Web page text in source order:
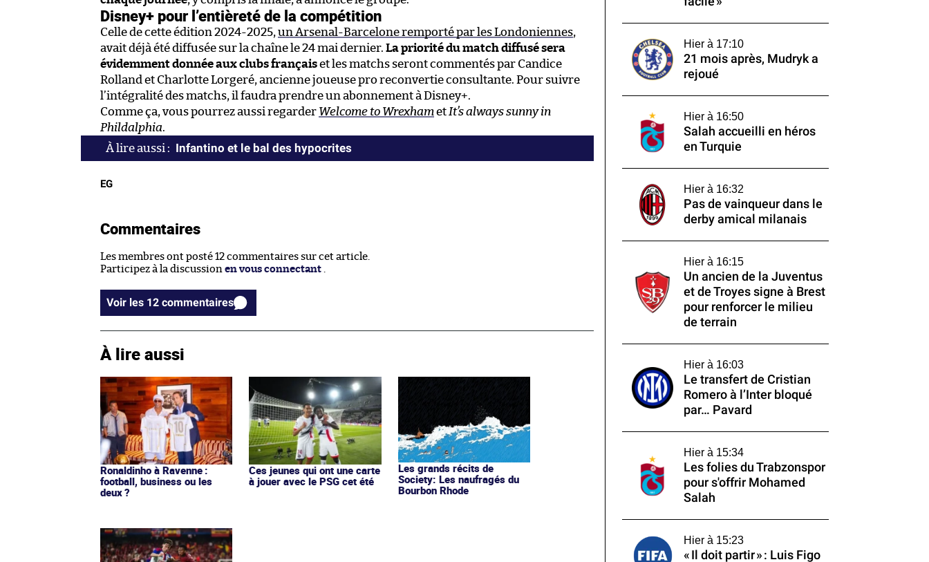
Disney+ pour l’entièreté de la compétition
Celle de cette édition 2024-2025, un Arsenal-Barcelone remporté par les Londoniennes,
avait déjà été diffusée sur la chaîne le 24 mai dernier. La priorité du match diffusé sera
évidemment donnée aux clubs françaiset les matchs seront commentés par Candice
Rolland et Charlotte Lorgeré, ancienne joueuse pro reconvertie consultante. Pour suivre
l’intégralité des matchs, il faudra prendre un abonnement à Disney+.
Comme ça, vous pourrez aussi regarder Welcome to Wrexhamet It’s always sunny in
Phildalphia.
Infantino et le bal des hypocrites
EG
Commentaires
Les membres ont posté 12 commentaires sur cet article.
Participez à la discussion en vous connectant
Voir les 12 commentaires
À lire aussi
Ronaldinho à Ravenne :
football, business ou les
deux ?
Ces jeunes qui ont une carte
à jouer avec le PSG cet été
Les grands récits de
Society: Les naufragés du
Bourbon Rhode
Hier à 17:10
21 mois après, Mudryk a
rejoué
Hier à 16:50
Salah accueilli en héros
en Turquie
Hier à 16:32
Pas de vainqueur dans le
derby amical milanais
Hier à 16:15
Un ancien de la Juventus
et de Troyes signe à Brest
pour renforcer le milieu
de terrain
Hier à 16:03
Le transfert de Cristian
Romero à l’Inter bloqué
par… Pavard
Hier à 15:34
Les folies du Trabzonspor
pour s'offrir Mohamed
Salah
Hier à 15:23
« Il doit partir » : Luis Figo